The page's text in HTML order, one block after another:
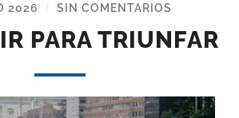
2026 / SIN COMENTARIOS
PARA TRIUNFAR